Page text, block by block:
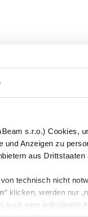
s.r.o.) Cookies,
Anzeigen zu
aus
technisch nicht
“ klicken, werden nur
eine individuelle